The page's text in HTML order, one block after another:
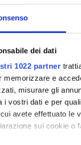
dei dati
1022 partner
memorizzare e
misurare gli
i vostri dati e per
avete effettuato le
sui cookie o